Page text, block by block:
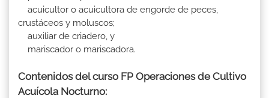
acuicultor o acuicultora de engorde de peces,
crustáceos y moluscos;
auxiliar de criadero, y
mariscador o mariscadora.
Contenidos del curso FP Operaciones de Cultivo
Acuícola Nocturno: